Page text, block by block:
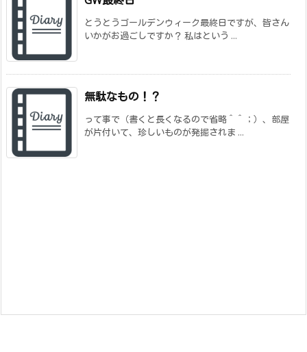
とうとうゴールデンウィーク最終日ですが、皆さん
いかがお過ごしですか？ 私はという ...
無駄なもの！？
って事で（書くと長くなるので省略＾＾；）、部屋
が片付いて、珍しいものが発掘されま ...